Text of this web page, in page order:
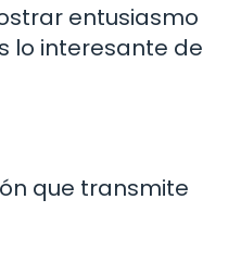
entusiasmo
lo interesante de
que transmite